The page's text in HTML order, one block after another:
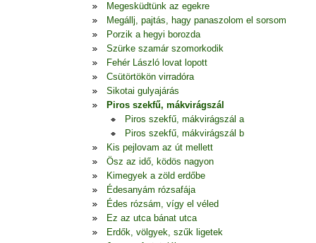
Megesküdtünk az egekre
Megállj, pajtás, hagy panaszolom el sorsom
Porzik a hegyi borozda
Szürke szamár szomorkodik
Fehér László lovat lopott
Csütörtökön virradóra
Sikotai gulyajárás
Piros szekfű, mákvirágszál
Piros szekfű, mákvirágszál a
Piros szekfű, mákvirágszál b
Kis pejlovam az út mellett
Ösz az idő, ködös nagyon
Kimegyek a zöld erdőbe
Édesanyám rózsafája
Édes rózsám, vígy el véled
Ez az utca bánat utca
Erdők, völgyek, szűk ligetek